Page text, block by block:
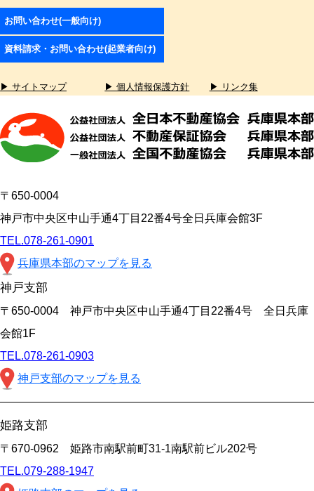
お問い合わせ(一般向け)
資料請求・お問い合わせ(起業者向け)
▶ サイトマップ ▶ 個人情報保護方針 ▶ リンク集
〒650-0004
神戸市中央区中山手通4丁目22番4号全日兵庫会館3F
TEL.078-261-0901
兵庫県本部のマップを見る
神戸支部
〒650-0004 神戸市中央区中山手通4丁目22番4号 全日兵庫
会館1F
TEL.078-261-0903
神戸支部のマップを見る
姫路支部
〒670-0962 姫路市南駅前町31-1南駅前ビル202号
TEL.079-288-1947